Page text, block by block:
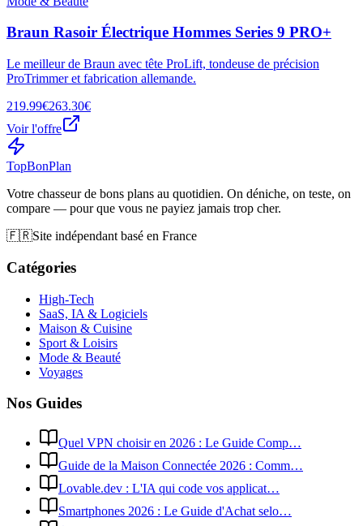
Braun Rasoir Électrique Hommes Series 9 PRO+
Le meilleur de Braun avec tête ProLift, tondeuse de précision
ProTrimmer et fabrication allemande.
219.99€263.30€
Voir l'offre
TopBonPlan
Votre chasseur de bons plans au quotidien. On déniche, on teste, on
compare — pour que vous ne payiez jamais trop cher.
🇫🇷Site indépendant basé en France
Catégories
High-Tech
SaaS, IA & Logiciels
Maison & Cuisine
Sport & Loisirs
Mode & Beauté
Voyages
Nos Guides
Quel VPN choisir en 2026 : Le Guide Comp…
Guide de la Maison Connectée 2026 : Comm…
Lovable.dev : L'IA qui code vos applicat…
Smartphones 2026 : Le Guide d'Achat selo…